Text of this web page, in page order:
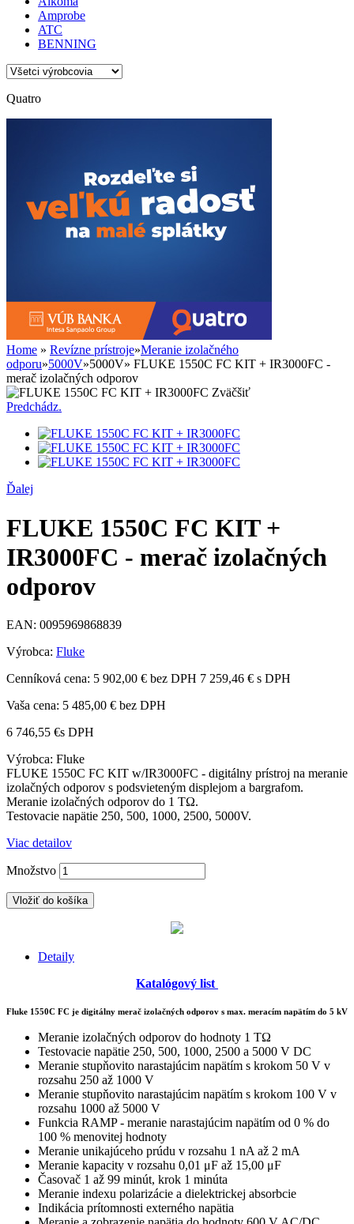
Amprobe
ATC
BENNING
Quatro
Home » Revízne prístroje»Meranie izolačného
odporu»5000V»5000V» FLUKE 1550C FC KIT + IR3000FC -
merač izolačných odporov
Zväčšiť
Predchádz.
Ďalej
FLUKE 1550C FC KIT +
IR3000FC - merač izolačných
odporov
EAN: 0095969868839
Výrobca: Fluke
Cenníková cena: 5 902,00 € bez DPH 7 259,46 € s DPH
Vaša cena: 5 485,00 € bez DPH
6 746,55 €s DPH
Výrobca: Fluke
FLUKE 1550C FC KIT w/IR3000FC - digitálny prístroj na meranie
izolačných odporov s podsvieteným displejom a bargrafom.
Meranie izolačných odporov do 1 TΩ.
Testovacie napätie 250, 500, 1000, 2500, 5000V.
Viac detailov
Množstvo
Vložiť do košíka
Detaily
Katalógový list
Fluke 1550C FC je digitálny merač izolačných odporov s max. meracím napätím do 5 kV
Meranie izolačných odporov do hodnoty 1 TΩ
Testovacie napätie 250, 500, 1000, 2500 a 5000 V DC
Meranie stupňovito narastajúcim napätím s krokom 50 V v
rozsahu 250 až 1000 V
Meranie stupňovito narastajúcim napätím s krokom 100 V v
rozsahu 1000 až 5000 V
Funkcia RAMP - meranie narastajúcim napätím od 0 % do
100 % menovitej hodnoty
Meranie unikajúceho prúdu v rozsahu 1 nA až 2 mA
Meranie kapacity v rozsahu 0,01 μF až 15,00 μF
Časovač 1 až 99 minút, krok 1 minúta
Meranie indexu polarizácie a dielektrickej absorbcie
Indikácia prítomnosti externého napätia